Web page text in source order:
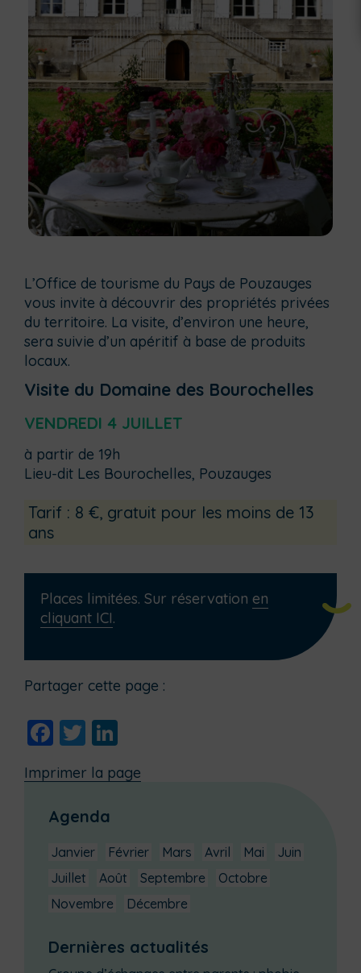
L’Office de tourisme du Pays de Pouzauges
vous invite à découvrir des propriétés privées
du territoire. La visite, d’environ une heure,
sera suivie d’un apéritif à base de produits
locaux.
Visite du Domaine des Bourochelles
VENDREDI 4 JUILLET
à partir de 19h
Lieu-dit Les Bourochelles, Pouzauges
Tarif : 8 €, gratuit pour les moins de 13
ans
Places limitées. Sur réservation en
cliquant ICI.
Partager cette page :
Facebook
Twitter
Imprimer la page
Agenda
Janvier Février Mars Avril Mai
Juin
Juillet
Août Septembre
Octobre
Novembre
Décembre
Dernières actualités